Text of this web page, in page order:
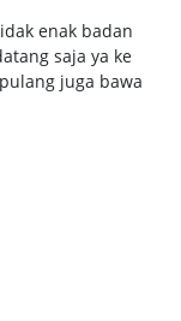
enak badan
saja ya ke
juga bawa